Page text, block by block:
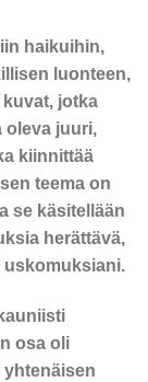
haikuihin,
luonteen,
jotka
oleva juuri,
kiinnittää
teema on
se käsitellään
herättävä,
uskomuksiani.
osa oli
yhtenäisen